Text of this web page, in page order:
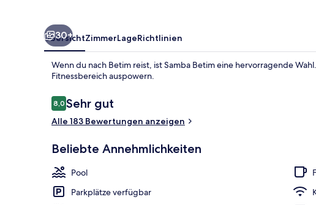
Fassade der Unterkunft
30+
ÜbersichtZimmerLageRichtlinien
Wenn du nach Betim reist, ist Samba Betim eine hervorragende
Fitnessbereich auspowern.
Bewertungen
8,08,0 von 10.
Sehr gut
Alle 183 Bewertungen anzeigen
Beliebte Annehmlichkeiten
Pool
Parkplätze verfügbar